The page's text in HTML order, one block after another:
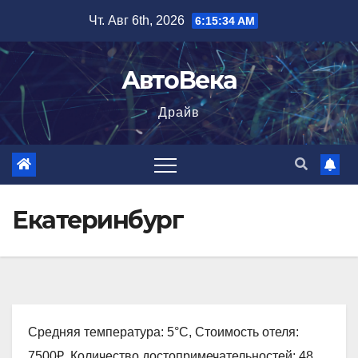
содержимому
Чт. Авг 6th, 2026 6:15:36 AM
АвтоВека
Драйв
Екатеринбург
Средняя температура: 5°C, Стоимость отеля: